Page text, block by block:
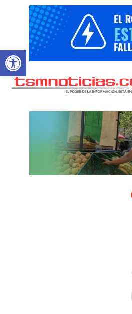
Abrir barra de herramientas